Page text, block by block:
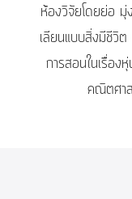
ห้องวิจัยโดยย่อ มุ่
เลียนแบบสิ่งมีชีวิ
การสอนในเรื่อง
คณิตศาส